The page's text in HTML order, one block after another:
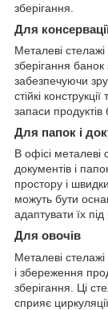
зберігання.
Для
Металеві
зберігання банок
забезпечуючи
стійкі
запаси
Для папок і
В офісі металеві
документів і
простору і
можуть бути
адаптувати їх під
Для овочів
Металеві
і збереження
зберігання. Ці
сприяє